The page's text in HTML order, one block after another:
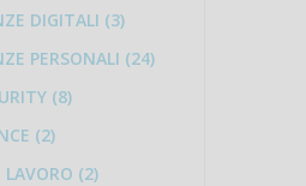
DIGITALI (3)
PERSONALI (24)
(8)
(2)
LAVORO (2)